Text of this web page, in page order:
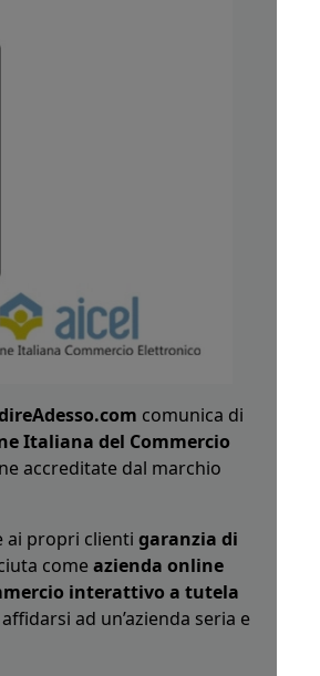
comunica di
Italiana del Commercio
accreditate dal marchio
ai propri clienti garanzia di
comeazienda online
interattivo a tutela
ad un’azienda seria e